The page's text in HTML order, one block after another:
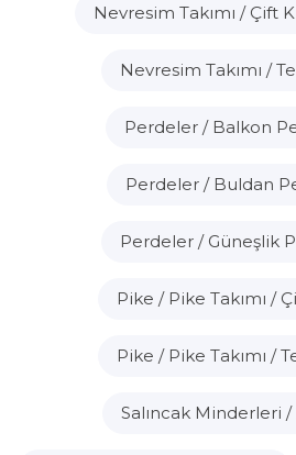
Nevresim Takımı / Çift
Nevresim Takımı /
Perdeler / Balkon
Perdeler / Buldan
Perdeler / Güneşlik
Pike / Pike Takımı /
Pike / Pike Takımı /
Salıncak Minderleri /